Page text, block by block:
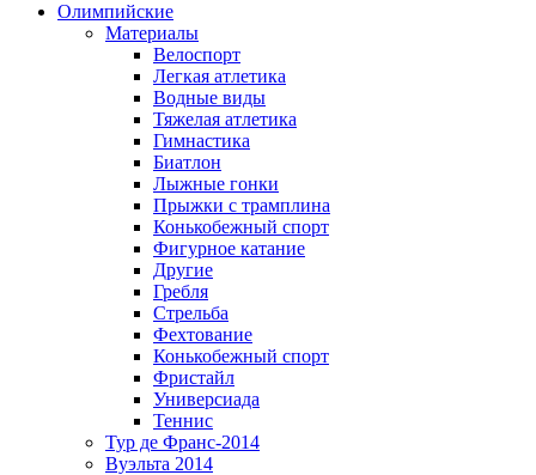
Олимпийские
Материалы
Велоспорт
Легкая атлетика
Водные виды
Тяжелая атлетика
Гимнастика
Биатлон
Лыжные гонки
Прыжки с трамплина
Конькобежный спорт
Фигурное катание
Другие
Гребля
Стрельба
Фехтование
Конькобежный спорт
Фристайл
Универсиада
Теннис
Тур де Франс-2014
Вуэльта 2014